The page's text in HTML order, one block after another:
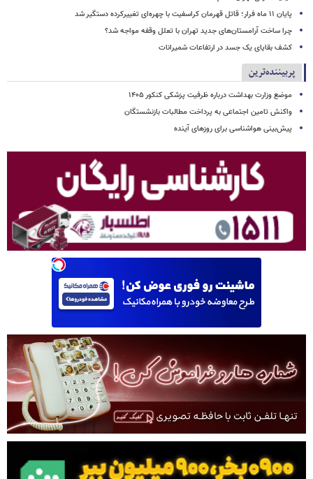
پایان ۱۱ ماه فرار؛ قاتل قهرمان کراسفیت با چهره‌ای تغییرکرده دستگیر شد
چرا ساخت آرامستان‌های جدید تهران با تعلل وقفه مواجه شد؟
کشف بقایای یک جسد در ارتفاعات شمیرانات
پربیننده‌ترین
موضع وزارت بهداشت درباره ظرفیت پزشکی کنکور ۱۴۰۵
واکنش تامین اجتماعی به پرداخت مطالبات بازنشستگان
پیش‌بینی هواشناسی برای روزهای آینده